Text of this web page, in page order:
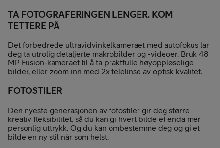
TA FOTOGRAFERINGEN LENGER. KOM
TETTERE PÅ
Det forbedrede ultravidvinkelkameraet med autofokus lar
deg ta utrolig detaljerte makrobilder og -videoer. Bruk 48
MP Fusion-kameraet til å ta praktfulle høyoppløselige
bilder, eller zoom inn med 2x telelinse av optisk kvalitet.
FOTOSTILER
Den nyeste generasjonen av fotostiler gir deg større
kreativ fleksibilitet, så du kan gi hvert bilde et enda mer
personlig uttrykk. Og du kan ombestemme deg og gi et
bilde en ny stil når som helst.